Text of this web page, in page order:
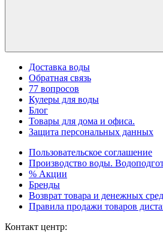
Доставка воды
Обратная связь
77 вопросов
Кулеры для воды
Блог
Товары для дома и офиса.
Защита персональных данных
Пользовательское соглашение
Производство воды.
% Акции
Бренды
Возврат товара и денежных
Правила продажи товаров
Контакт центр: